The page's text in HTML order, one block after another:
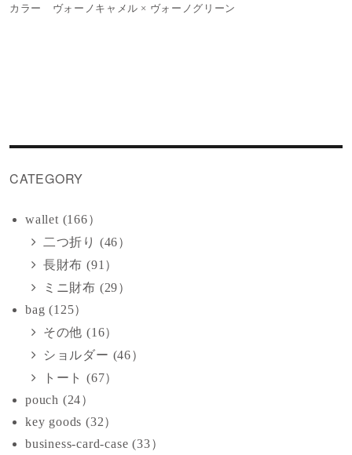
カラー ヴォーノキャメル × ヴォーノグリーン
CATEGORY
wallet (166）
二つ折り (46）
長財布 (91）
ミニ財布 (29）
bag (125）
その他 (16）
ショルダー (46）
トート (67）
pouch (24）
key goods (32）
business-card-case (33）